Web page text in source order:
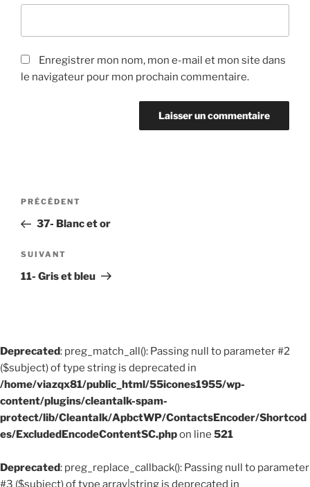
Enregistrer mon nom, mon e-mail et mon site dans
le navigateur pour mon prochain commentaire.
Navigation
l’article
Article
précédent
PRÉCÉDENT
37- Blanc et or
Article
suivant
SUIVANT
11- Gris et bleu
Deprecated: preg_match_all(): Passing null to parameter #2
($subject) of type string is deprecated in
/home/viazqx81/public_html/55icones1955/wp-
content/plugins/cleantalk-spam-
protect/lib/Cleantalk/ApbctWP/ContactsEncoder/Shortcod
es/ExcludedEncodeContentSC.phpon line 521
Deprecated: preg_replace_callback(): Passing null to parameter
#3 ($subject) of type array|string is deprecated in